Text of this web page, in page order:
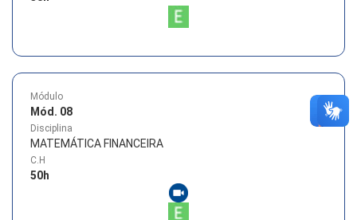
Módulo
Mód. 08
Disciplina
MATEMÁTICA FINANCEIRA
C.H
50h